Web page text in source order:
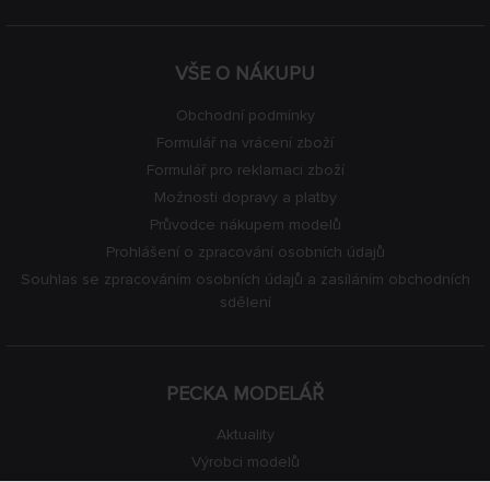
VŠE O NÁKUPU
Obchodní podmínky
Formulář na vrácení zboží
Formulář pro reklamaci zboží
Možnosti dopravy a platby
Průvodce nákupem modelů
Prohlášení o zpracování osobních údajů
Souhlas se zpracováním osobních údajů a zasíláním obchodních
sdělení
PECKA MODELÁŘ
Aktuality
Výrobci modelů